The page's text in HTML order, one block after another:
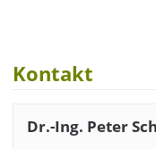
Kontakt
Dr.-Ing. Peter